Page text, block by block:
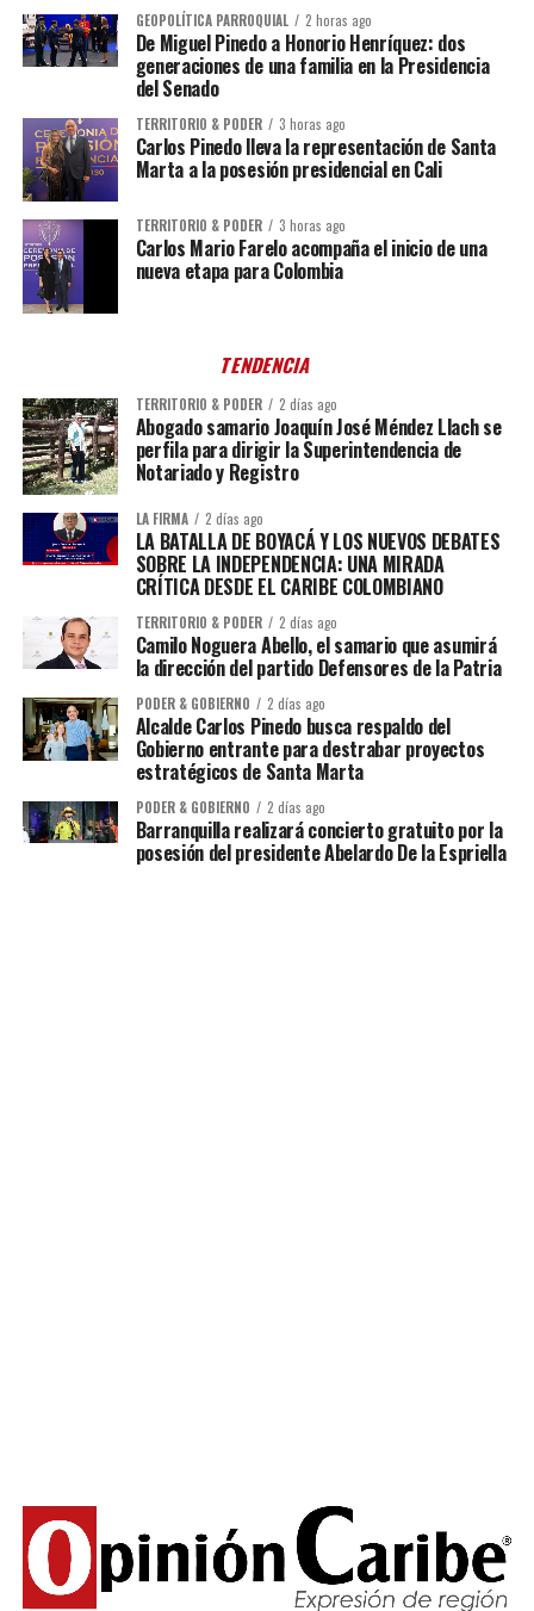
GEOPOLÍTICA PARROQUIAL 2 horas ago
De Miguel Pinedo a Honorio Henríquez: dos
generaciones de una familia en la Presidencia
del Senado
TERRITORIO & PODER 3 horas ago
Carlos Pinedo lleva la representación de Santa
Marta a la posesión presidencial en Cali
TERRITORIO & PODER 3 horas ago
Carlos Mario Farelo acompaña el inicio de una
nueva etapa para Colombia
TENDENCIA
TERRITORIO & PODER 2 días ago
Abogado samario Joaquín José Méndez Llach se
perfila para dirigir la Superintendencia de
Notariado y Registro
LA FIRMA 2 días ago
LA BATALLA DE BOYACÁ Y LOS NUEVOS DEBATES
SOBRE LA INDEPENDENCIA: UNA MIRADA
CRÍTICA DESDE EL CARIBE COLOMBIANO
TERRITORIO & PODER 2 días ago
Camilo Noguera Abello, el samario que asumirá
la dirección del partido Defensores de la Patria
PODER & GOBIERNO 2 días ago
Alcalde Carlos Pinedo busca respaldo del
Gobierno entrante para destrabar proyectos
estratégicos de Santa Marta
PODER & GOBIERNO 2 días ago
Barranquilla realizará concierto gratuito por la
posesión del presidente Abelardo De la Espriella